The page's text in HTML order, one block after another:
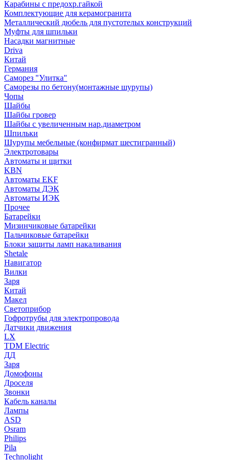
Карабины с предохр.гайкой
Комплектующие для керамогранита
Металлический дюбель для пустотелых конструкций
Муфты для шпильки
Насадки магнитные
Driva
Китай
Германия
Саморез "Улитка"
Саморезы по бетону(монтажные шурупы)
Чопы
Шайбы
Шайбы гровер
Шайбы с увеличенным нар.диаметром
Шпильки
Шурупы мебельные (конфирмат шестигранный)
Электротовары
Автоматы и щитки
KBN
Автоматы EKF
Автоматы ДЭК
Автоматы ИЭК
Прочее
Батарейки
Мизинчиковые батарейки
Пальчиковые батарейки
Блоки защиты ламп накаливания
Shetale
Навигатор
Вилки
Заря
Китай
Макел
Светоприбор
Гофротрубы для электропровода
Датчики движения
LX
TDM Electric
ДД
Заря
Домофоны
Дроселя
Звонки
Кабель каналы
Лампы
ASD
Osram
Philips
Pila
Technolight